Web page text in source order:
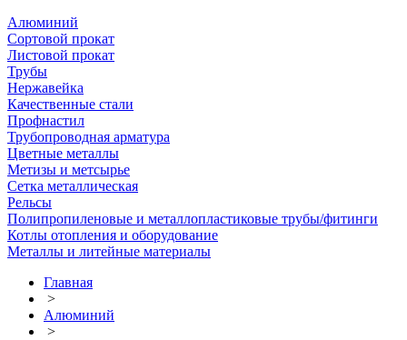
Алюминий
Сортовой прокат
Листовой прокат
Трубы
Нержавейка
Качественные стали
Профнастил
Трубопроводная арматура
Цветные металлы
Метизы и метсырье
Сетка металлическая
Рельсы
Полипропиленовые и металлопластиковые трубы/фитинги
Котлы отопления и оборудование
Металлы и литейные материалы
Главная
>
Алюминий
>